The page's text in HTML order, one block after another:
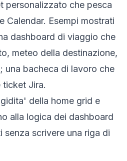
personalizzato che pesca
Calendar. Esempi mostrati
dashboard di viaggio che
meteo della destinazione,
una bacheca di lavoro che
ticket Jira.
della home grid e
alla logica dei dashboard
senza scrivere una riga di